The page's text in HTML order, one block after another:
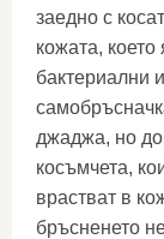
заедно с
кожата,
бактериални
джаджа, но
косъмчета,
врастват в
бръсненето